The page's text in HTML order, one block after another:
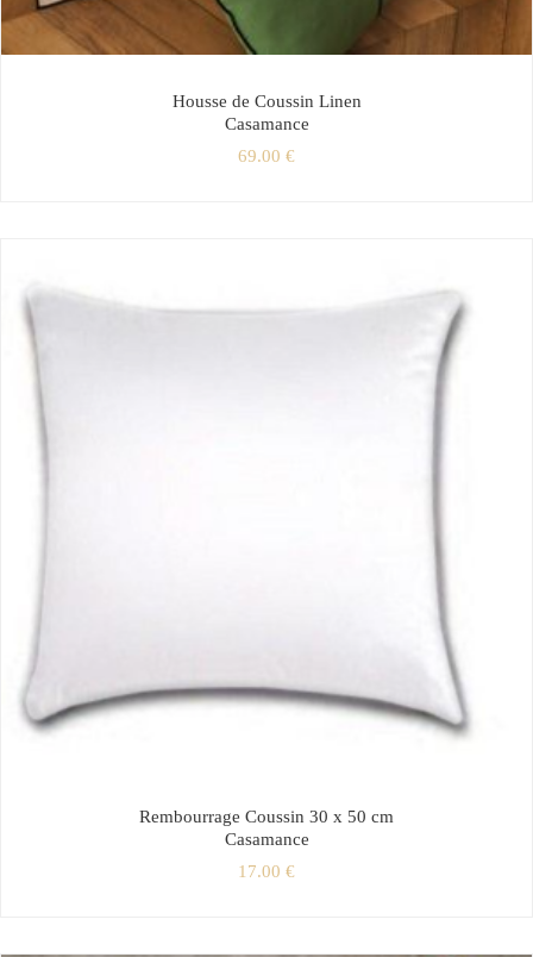
Housse de Coussin Linen
Casamance
69.00 €
Rembourrage Coussin 30 x 50 cm
Casamance
17.00 €